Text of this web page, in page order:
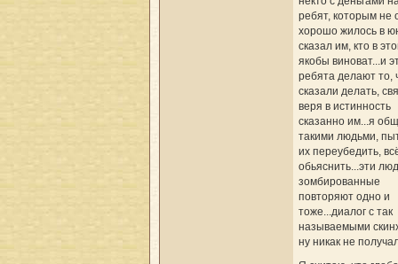
ребят, которым не
хорошо жилось в
сказал им, кто в
якобы виноват...и
ребята делают то,
сказали делать,
веря в истинность
сказанно им...я
такими людьми,
их переубедить,
обьяснить...эти
зомбированные
повторяют одно и
тоже...диалог с так
называемыми
ну никак не